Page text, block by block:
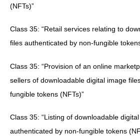
(NFTs)”
Class 35: “Retail services relating to
files authenticated by non-fungible
Class 35: “Provision of an online
sellers of downloadable digital image
fungible tokens (NFTs)”
Class 35: “Listing of downloadable
authenticated by non-fungible tokens